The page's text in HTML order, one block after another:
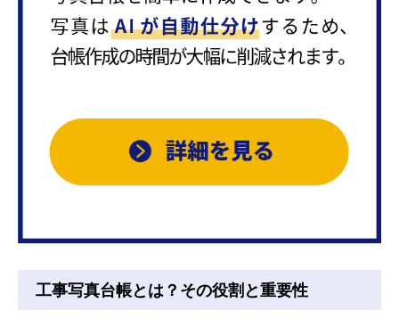
工事写真台帳とは？その役割と重要性